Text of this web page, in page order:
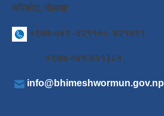
चरिकोट, दोलखा
+९७७-०४९ -४२११००, ४२१४९१
+९७७-०४९-४२१३८१
info@bhimeshwormun.gov.np